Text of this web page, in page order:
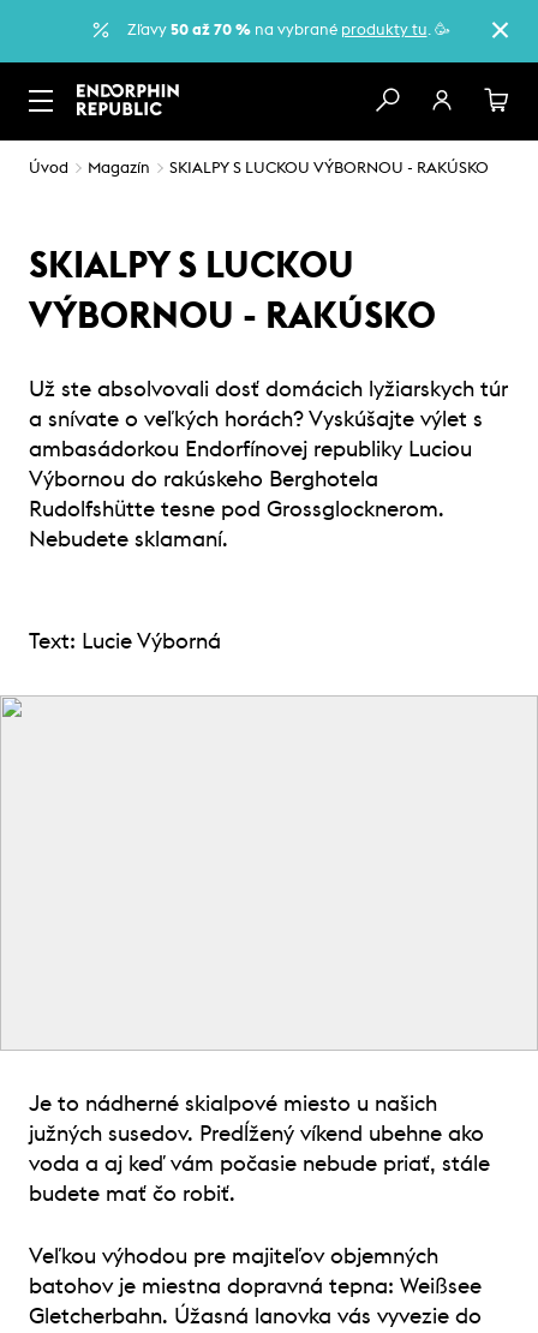
Zľavy 50 až 70 %na vybrané produkty tu. 🥳
Úvod Magazín SKIALPY S LUCKOU VÝBORNOU - RAKÚSKO
SKIALPY S LUCKOU
VÝBORNOU - RAKÚSKO
Už ste absolvovali dosť domácich lyžiarskych túr
a snívate o veľkých horách? Vyskúšajte výlet s
ambasádorkou Endorfínovej republiky Luciou
Výbornou do rakúskeho Berghotela
Rudolfshütte tesne pod Grossglocknerom.
Nebudete sklamaní.
Text: Lucie Výborná
Je to nádherné skialpové miesto u našich
južných susedov. Predĺžený víkend ubehne ako
voda a aj keď vám počasie nebude priať, stále
budete mať čo robiť.
Veľkou výhodou pre majiteľov objemných
batohov je miestna dopravná tepna: Weißsee
Gletcherbahn. Úžasná lanovka vás vyvezie do